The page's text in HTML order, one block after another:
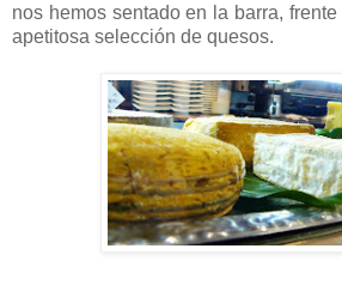
nos hemos sentado en la barra,
apetitosa selección de quesos.